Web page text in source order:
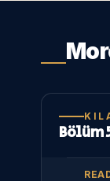
Bölüm